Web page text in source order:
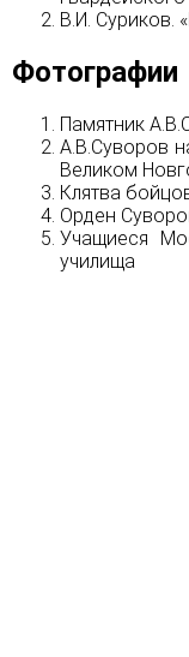
В.И. Суриков.
Фотографии
Памятник
А.В.Суворов
Великом
Клятва
Орден
Учащиеся
училища